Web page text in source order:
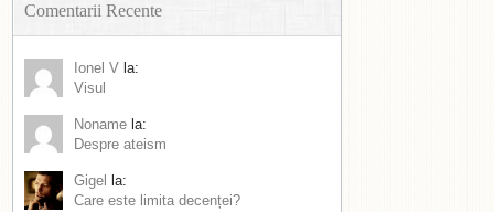
Comentarii Recente
Ionel V la:
Visul
Noname la:
Despre ateism
Gigel
la:
Care este limita decenței?